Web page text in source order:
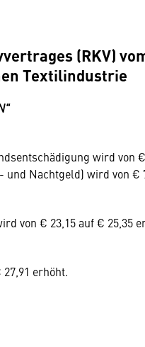
(RKV)
Textilindustrie
wird von
Nachtgeld) wird von €
von € 23,15 auf € 25,35
erhöht.